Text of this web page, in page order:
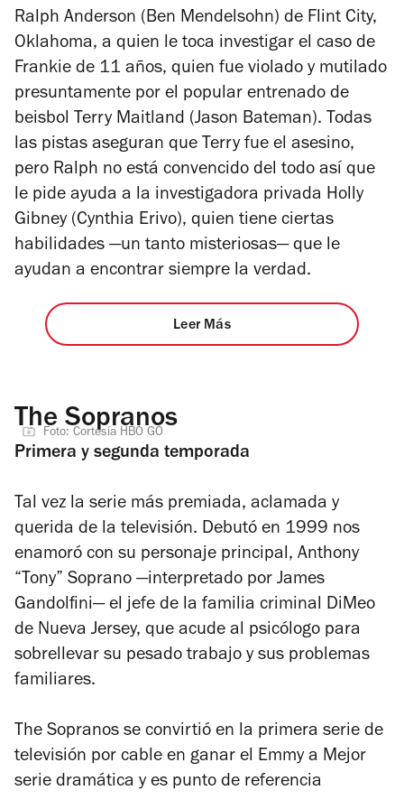
Ralph Anderson (Ben Mendelsohn) de Flint City,
Oklahoma, a quien le toca investigar el caso de
Frankie de 11 años, quien fue violado y mutilado
presuntamente por el popular entrenado de
beisbol Terry Maitland (Jason Bateman). Todas
las pistas aseguran que Terry fue el asesino,
pero Ralph no está convencido del todo así que
le pide ayuda a la investigadora privada Holly
Gibney (Cynthia Erivo), quien tiene ciertas
habilidades —un tanto misteriosas— que le
ayudan a encontrar siempre la verdad.
Leer Más
The Sopranos
Foto: Cortesía HBO GO
Primera y segunda temporada
Tal vez la serie más premiada, aclamada y
querida de la televisión. Debutó en 1999 nos
enamoró con su personaje principal, Anthony
“Tony” Soprano —interpretado por James
Gandolfini— el jefe de la familia criminal DiMeo
de Nueva Jersey, que acude al psicólogo para
sobrellevar su pesado trabajo y sus problemas
familiares.
The Sopranos se convirtió en la primera serie de
televisión por cable en ganar el Emmy a Mejor
serie dramática y es punto de referencia